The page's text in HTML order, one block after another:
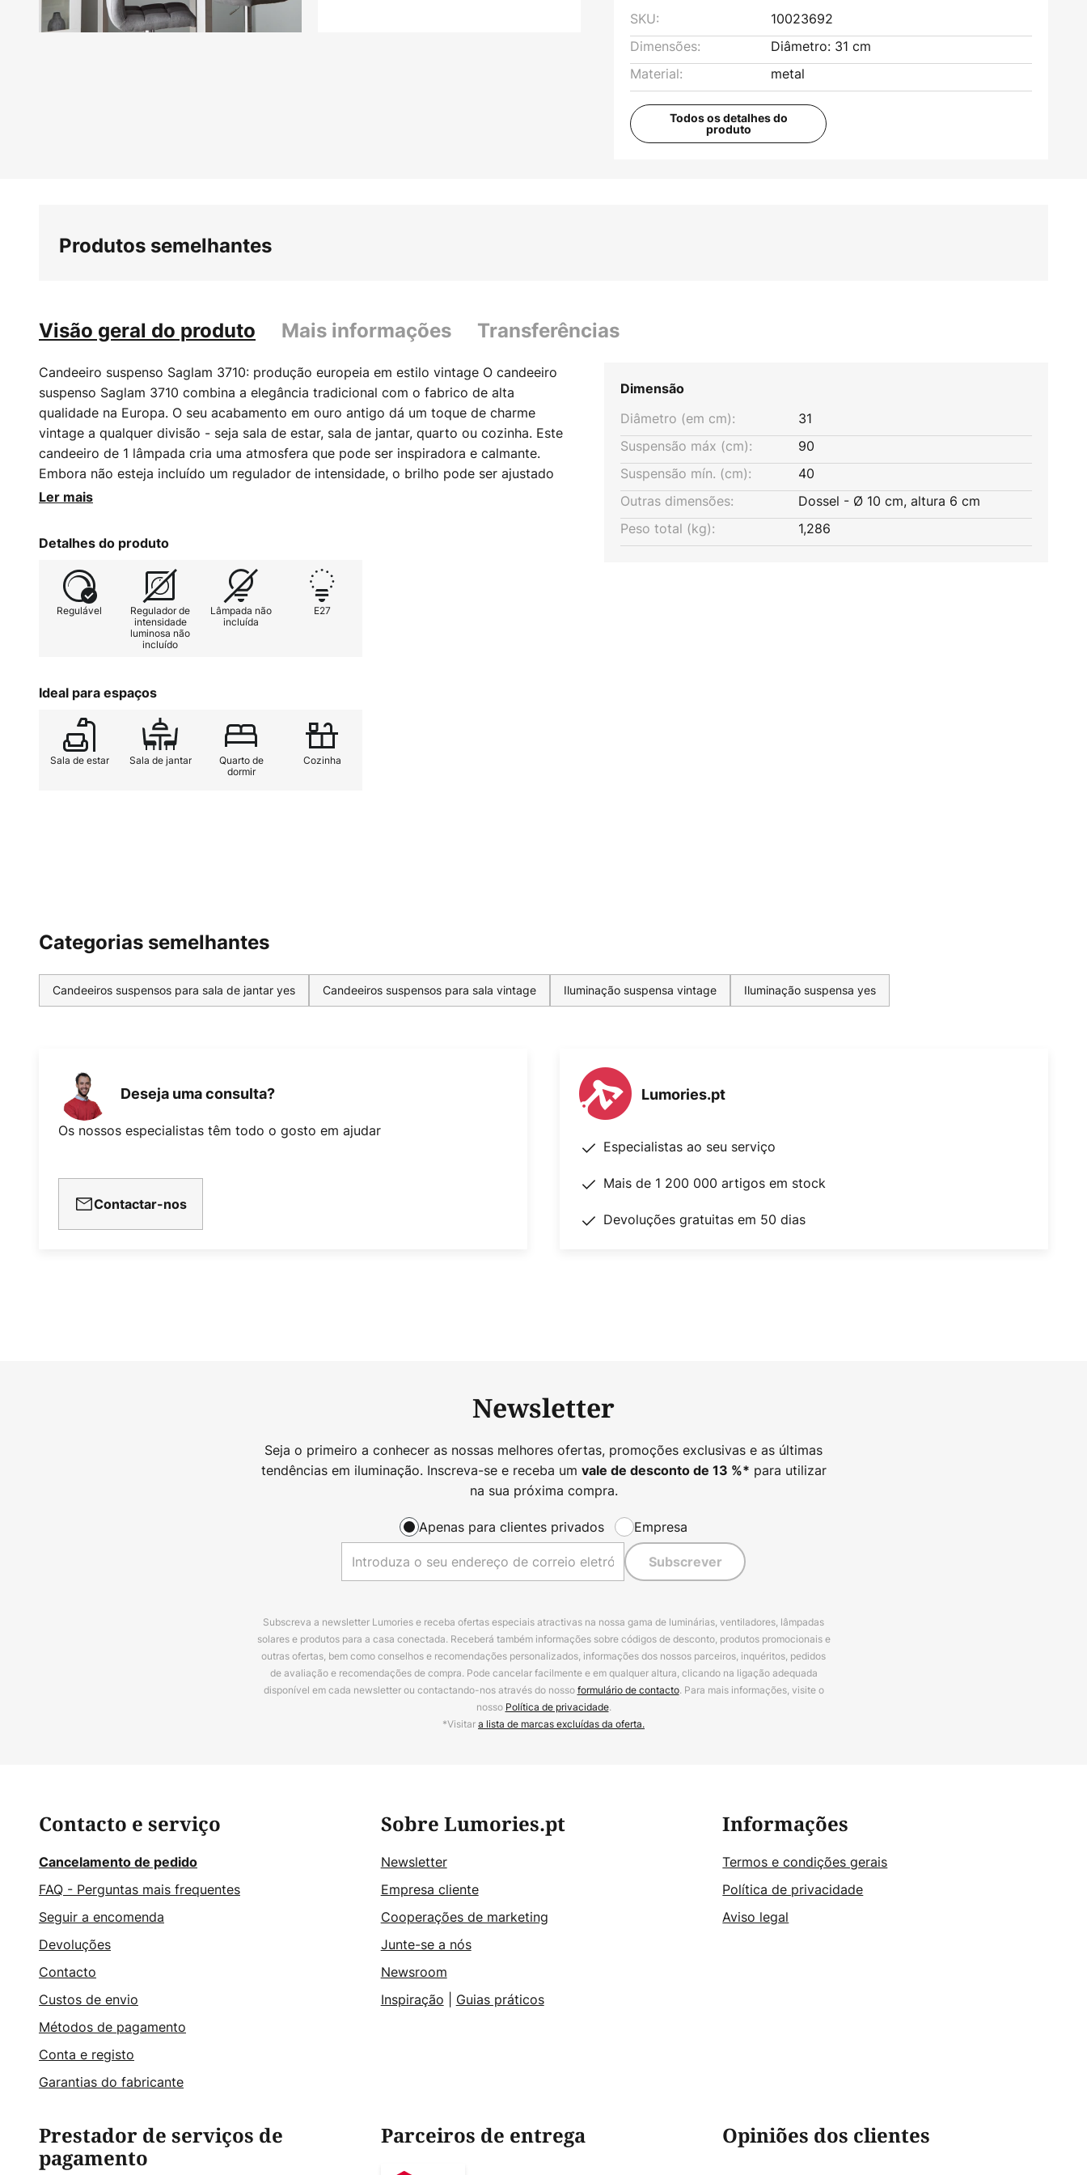
SKU:
10023692
Dimensões:
Diâmetro: 31 cm
Material:
metal
Todos os detalhes do
produto
Produtos semelhantes
Visão geral do produto Mais informações Transferências
Candeeiro suspenso Saglam 3710: produção europeia em estilo vintage O candeeiro
suspenso Saglam 3710 combina a elegância tradicional com o fabrico de alta
qualidade na Europa. O seu acabamento em ouro antigo dá um toque de charme
vintage a qualquer divisão - seja sala de estar, sala de jantar, quarto ou cozinha. Este
candeeiro de 1 lâmpada cria uma atmosfera que pode ser inspiradora e calmante.
Embora não esteja incluído um regulador de intensidade, o brilho pode ser ajustado
individualmente através da instalação de um regulador de intensidade externo para
uma peça de estética intemporal e funcionalidade para a sua casa.
Ler mais
Detalhes do produto
Regulável
Regulador de
intensidade
luminosa não
incluído
Lâmpada não
incluída
E27
Ideal para espaços
Sala de estar Sala de jantar
Quarto de
dormir
Cozinha
Dimensão
Diâmetro (em cm):
31
Suspensão máx (cm):
90
Suspensão mín. (cm):
40
Outras dimensões:
Dossel - Ø 10 cm, altura 6 cm
Peso total (kg):
1,286
Categorias semelhantes
Candeeiros suspensos para sala de jantar yes Candeeiros suspensos para sala vintage Iluminação suspensa vintage Iluminação suspensa yes
Deseja uma consulta?
Os nossos especialistas têm todo o gosto em ajudar
Contactar-nos
Lumories.pt
Especialistas ao seu serviço
Mais de 1 200 000 artigos em stock
Devoluções gratuitas em 50 dias
Newsletter
Seja o primeiro a conhecer as nossas melhores ofertas, promoções exclusivas e as últimas
tendências em iluminação. Inscreva-se e receba um vale de desconto de 13 %* para utilizar
na sua próxima compra.
Apenas para clientes privados Empresa
Subscrever
Subscreva a newsletter Lumories e receba ofertas especiais atractivas na nossa gama de luminárias, ventiladores, lâmpadas
solares e produtos para a casa conectada. Receberá também informações sobre códigos de desconto, produtos promocionais e
outras ofertas, bem como conselhos e recomendações personalizados, informações dos nossos parceiros, inquéritos, pedidos
de avaliação e recomendações de compra. Pode cancelar facilmente e em qualquer altura, clicando na ligação adequada
disponível em cada newsletter ou contactando-nos através do nossoformulário de contacto. Para mais informações, visite o
nosso Política de privacidade.
*Visitara lista de marcas excluídas da oferta.
Contacto e serviço
Cancelamento de pedido
FAQ - Perguntas mais frequentes
Seguir a encomenda
Devoluções
Contacto
Custos de envio
Métodos de pagamento
Conta e registo
Garantias do fabricante
Sobre Lumories.pt
Newsletter
Empresa cliente
Cooperações de marketing
Junte-se a nós
Newsroom
Inspiração
Guias práticos
Informações
Termos e condições gerais
Política de privacidade
Aviso legal
Prestador de serviços de
pagamento
Parceiros de entrega Opiniões dos clientes